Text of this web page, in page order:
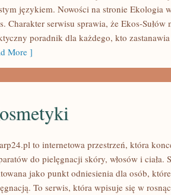
językiem. Nowości na stronie Ekologia
Charakter serwisu sprawia, że Ekos-
poradnik dla każdego, kto
More ]
to internetowa przestrzeń, która
do pielęgnacji skóry, włosów i ciała.
jako punkt odniesienia dla osób,
To serwis, która wpisuje się w